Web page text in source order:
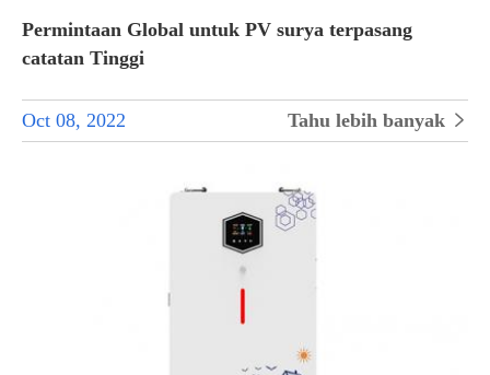
Permintaan Global untuk PV surya terpasang
catatan Tinggi
Oct 08, 2022 Tahu lebih banyak 